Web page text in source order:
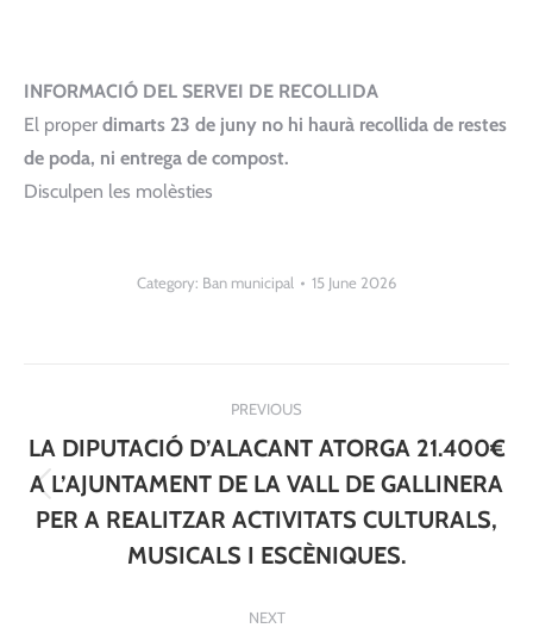
INFORMACIÓ DEL SERVEI DE RECOLLIDA
El proper dimarts 23 de juny no hi haurà recollida de restes
de poda, ni entrega de compost.
Disculpen les molèsties
Category: Ban municipal 15 June 2026
navigation
PREVIOUS
Previous
post:
LA DIPUTACIÓ D’ALACANT ATORGA 21.400€
A L’AJUNTAMENT DE LA VALL DE GALLINERA
PER A REALITZAR ACTIVITATS CULTURALS,
MUSICALS I ESCÈNIQUES.
NEXT